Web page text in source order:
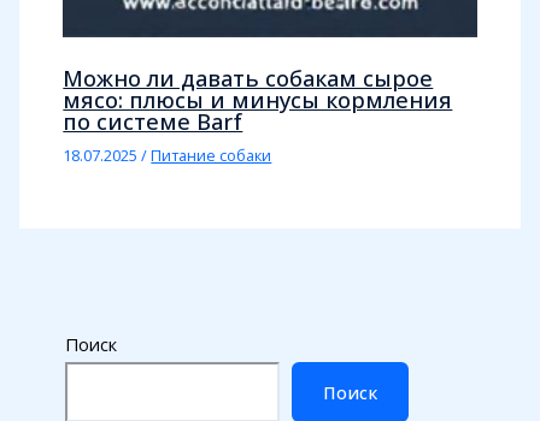
Можно ли давать собакам сырое
мясо: плюсы и минусы кормления
по системе Barf
18.07.2025/Питание собаки
Поиск
Поиск